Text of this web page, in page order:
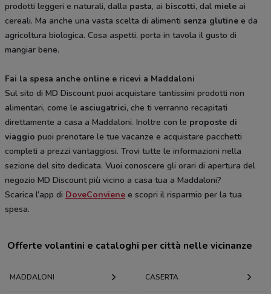
prodotti leggeri e naturali, dalla pasta, ai biscotti, dal miele ai
cereali. Ma anche una vasta scelta di alimenti senza glutine e da
agricoltura biologica. Cosa aspetti, porta in tavola il gusto di
mangiar bene.
Fai la spesa anche online e ricevi a Maddaloni
Sul sito di MD Discount puoi acquistare tantissimi prodotti non
alimentari, come le asciugatrici, che ti verranno recapitati
direttamente a casa a Maddaloni. Inoltre con le proposte di
viaggio puoi prenotare le tue vacanze e acquistare pacchetti
completi a prezzi vantaggiosi. Trovi tutte le informazioni nella
sezione del sito dedicata. Vuoi conoscere gli orari di apertura del
negozio MD Discount più vicino a casa tua a Maddaloni?
Scarica l’app di DoveConviene e scopri il risparmio per la tua
spesa.
Offerte volantini e cataloghi per città nelle vicinanze
MADDALONI CASERTA